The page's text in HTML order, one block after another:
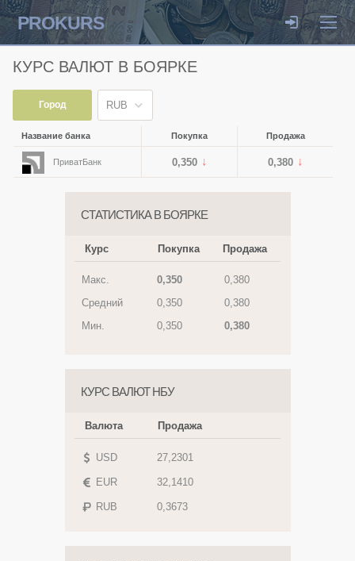
PROKURS
КУРС ВАЛЮТ В БОЯРКЕ
Город RUB
Название банка Покупка Продажа
ПриватБанк 0,350 0,380
СТАТИСТИКА В БОЯРКЕ
Курс Покупка Продажа
Макс. 0,350
0,380
Средний
0,350
0,380
Мин.
0,350 0,380
КУРС ВАЛЮТ НБУ
Валюта Продажа
USD 27,2301
EUR 32,1410
RUB 0,3673